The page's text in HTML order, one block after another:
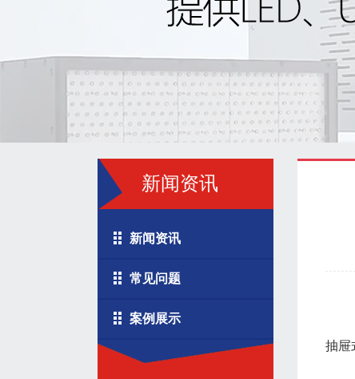
新闻资讯
新闻资讯
常见问题
案例展示
抽屉